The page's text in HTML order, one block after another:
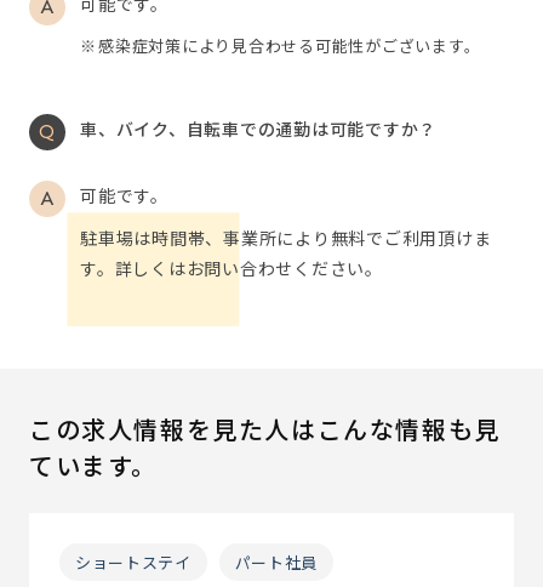
感染症対策により見合わせる可能性がございます。
車、バイク、自転車での通勤は可能ですか？
可能です。
駐車場は時間帯、事業所により無料でご利用頂けま
す。詳しくはお問い合わせください。
この求人情報を見た人はこんな情報も見
ています。
ショートステイ パート社員